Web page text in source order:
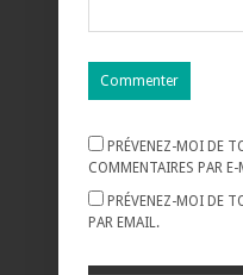
PRÉVENEZ-MOI DE
COMMENTAIRES PAR
PRÉVENEZ-MOI DE
PAR EMAIL.